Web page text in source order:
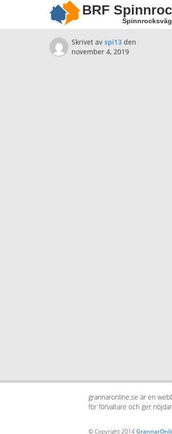
BRF
Skrivet av spi13 den
november 4, 2019
grannaronline.se är en
för förvaltare och ger
© Copyright 2014